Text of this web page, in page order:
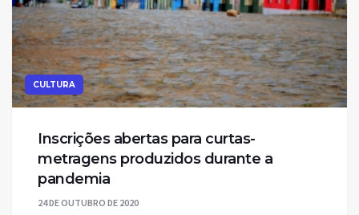
CULTURA
Inscrições abertas para curtas-
metragens produzidos durante a
pandemia
24 DE OUTUBRO DE 2020